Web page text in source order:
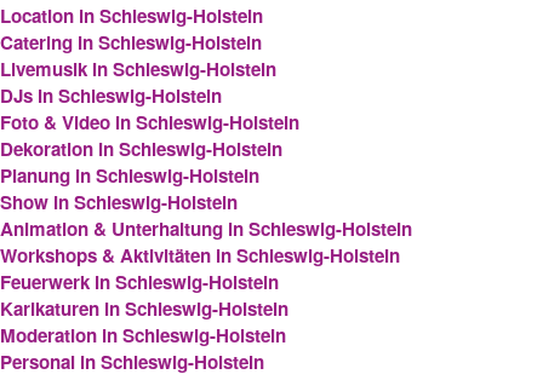
Weihnachtsfeier
Location in Schleswig-Holstein
Catering in Schleswig-Holstein
Livemusik in Schleswig-Holstein
DJs in Schleswig-Holstein
Foto & Video in Schleswig-Holstein
Dekoration in Schleswig-Holstein
Planung in Schleswig-Holstein
Show in Schleswig-Holstein
Animation & Unterhaltung in Schleswig-Holstein
Workshops & Aktivitäten in Schleswig-Holstein
Feuerwerk in Schleswig-Holstein
Karikaturen in Schleswig-Holstein
Moderation in Schleswig-Holstein
Personal in Schleswig-Holstein